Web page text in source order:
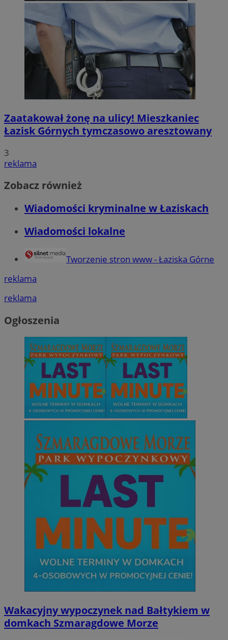
Zaatakował żonę na ulicy! Mieszkaniec
Łazisk Górnych tymczasowo aresztowany
3
reklama
Zobacz również
Wiadomości kryminalne w Łaziskach
Wiadomości lokalne
Tworzenie stron www - Łaziska Górne
reklama
reklama
Ogłoszenia
Wakacyjny wypoczynek nad Bałtykiem w
domkach Szmaragdowe Morze